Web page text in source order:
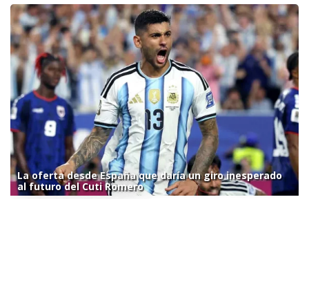
La oferta desde España que daría un giro inesperado
al futuro del Cuti Romero